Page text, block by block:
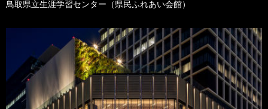
鳥取県立生涯学習センター（県民ふれあい会館）